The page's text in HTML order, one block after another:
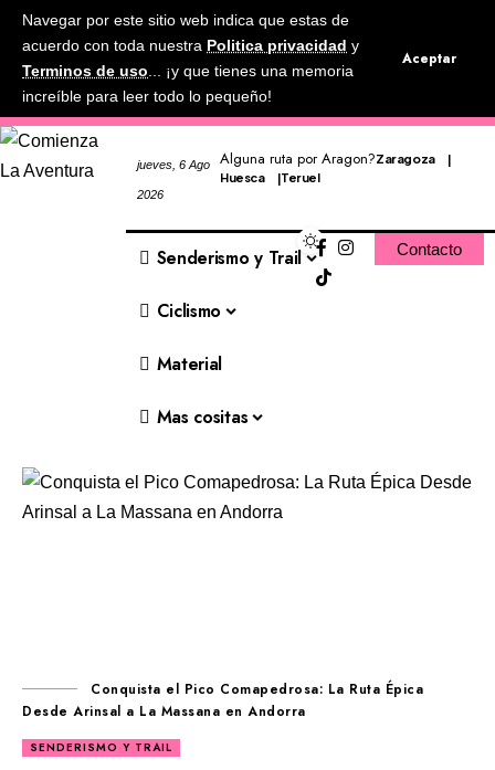
Navegar por este sitio web indica que estas de
acuerdo con toda nuestra Politica privacidad y
Terminos de uso... ¡y que tienes una memoria
increíble para leer todo lo pequeño!
Aceptar
jueves, 6 Ago
2026
Alguna ruta por Aragon?Zaragoza
Huesca
Teruel
Senderismo y Trail
Ciclismo
Material
Mas cositas
Contacto
Conquista el Pico Comapedrosa: La Ruta Épica
Desde Arinsal a La Massana en Andorra
SENDERISMO Y TRAIL